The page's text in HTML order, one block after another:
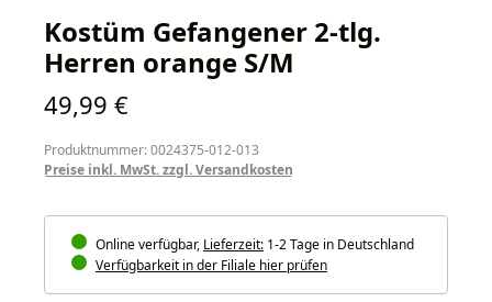
Kostüm Gefangener 2-tlg.
Herren orange S/M
Regulärer Preis:
49,99 €
Produktnummer: 0024375-012-013
Preise inkl. MwSt. zzgl. Versandkosten
Online verfügbar, Lieferzeit: 1-2 Tage in Deutschland
Verfügbarkeit in der Filiale hier prüfen